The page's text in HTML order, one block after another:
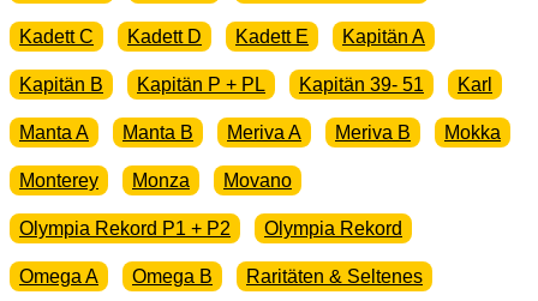
Kadett C Kadett D Kadett E Kapitän A
Kapitän B Kapitän P + PL Kapitän 39- 51 Karl
Manta A Manta B Meriva A Meriva B Mokka
Monterey Monza Movano
Olympia Rekord P1 + P2 Olympia Rekord
Omega A Omega B Raritäten & Seltenes